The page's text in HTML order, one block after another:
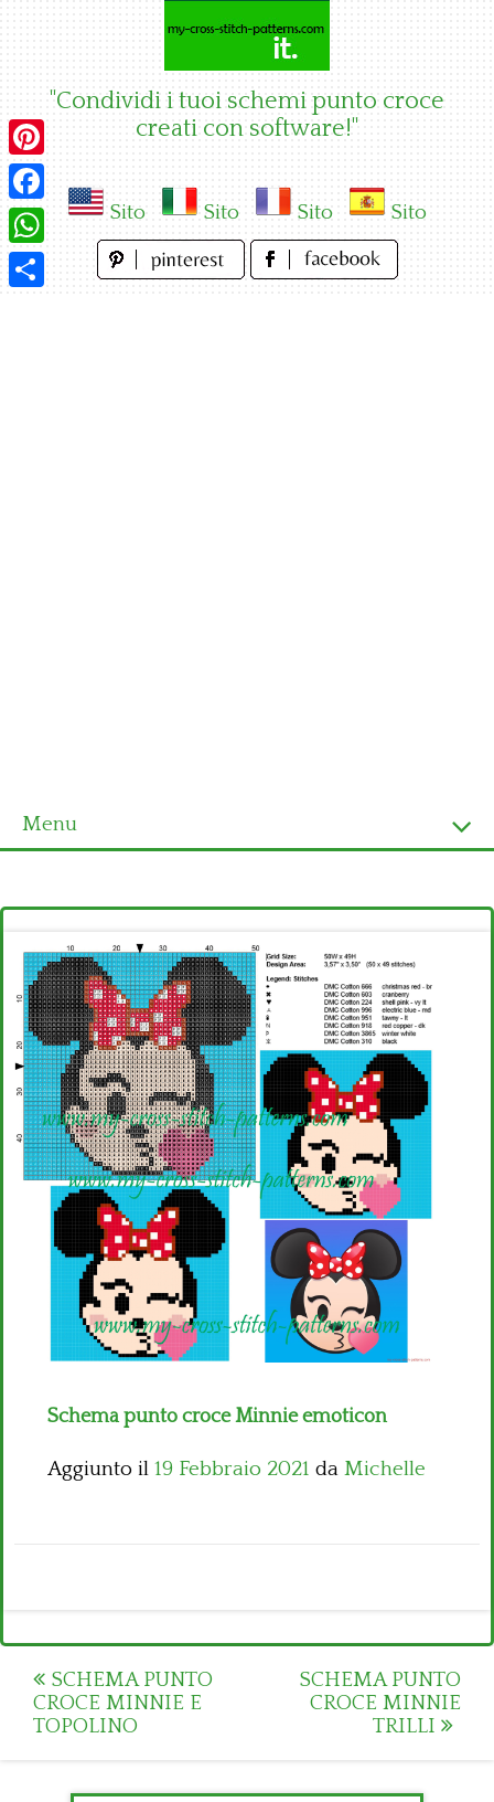
"Condividi i tuoi schemi punto croce
creati con software!"
Sito Sito Sito Sito
Menu
Ultimi schemi
Alfabeto
Bambini
Disney
Thun
Schema punto croce Minnie emoticon
Aggiunto il 19 Febbraio 2021 da Michelle
Post
navigation
SCHEMA PUNTO
CROCE MINNIE E
TOPOLINO
SCHEMA PUNTO
CROCE MINNIE
TRILLI
Pinterest
Facebook
WhatsApp